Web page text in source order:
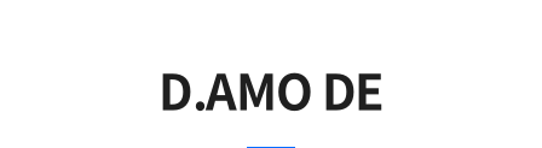
D.AMO DE